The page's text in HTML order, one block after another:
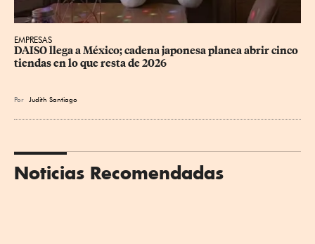
EMPRESAS
DAISO llega a México; cadena japonesa planea abrir cinco
tiendas en lo que resta de 2026
Por Judith Santiago
Noticias Recomendadas